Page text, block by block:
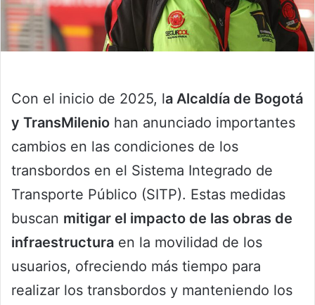
Con el inicio de 2025, la Alcaldía de Bogotá
y TransMilenio han anunciado importantes
cambios en las condiciones de los
transbordos en el Sistema Integrado de
Transporte Público (SITP). Estas medidas
buscan mitigar el impacto de las obras de
infraestructura en la movilidad de los
usuarios, ofreciendo más tiempo para
realizar los transbordos y manteniendo los